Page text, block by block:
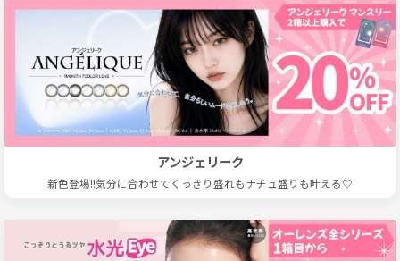
アンジェリーク
新色登場!!気分に合わせてくっきり盛れもナチュ盛りも叶える♡